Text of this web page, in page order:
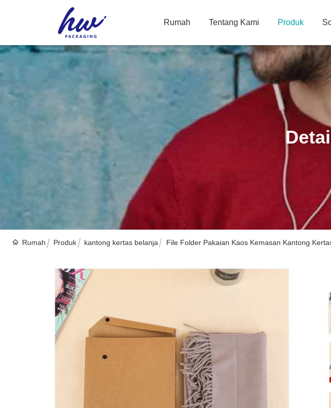
Rumah Tentang Kami Produk
Rumah Produk kantong kertas belanja File Folder Pakaian Kaos Kemasan Kantong